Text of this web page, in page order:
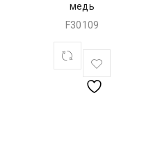
медь
F30109